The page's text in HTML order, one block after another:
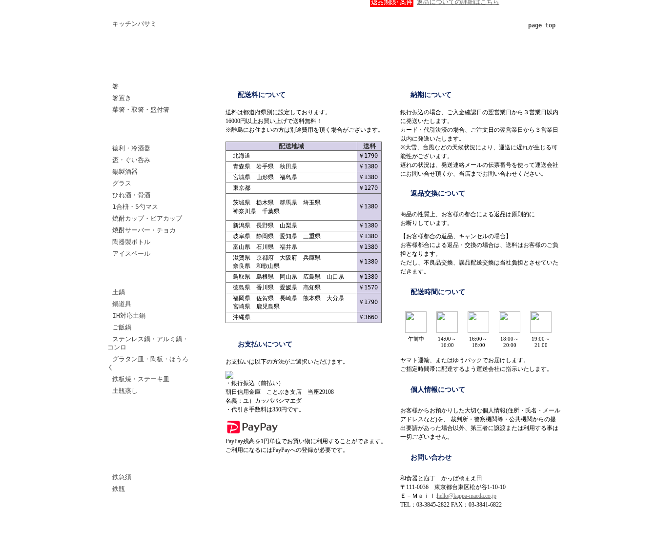
キッチンバサミ
箸
箸置き
菜箸・取箸・盛付箸
徳利・冷酒器
盃・ぐい呑み
錫製酒器
グラス
ひれ酒・骨酒
1合枡・5勺マス
焼酎カップ・ビアカップ
焼酎サーバー・チョカ
陶器製ボトル
アイスペール
土鍋
鍋道具
IH対応土鍋
ご飯鍋
ステンレス鍋・アルミ鍋・
コンロ
グラタン皿・陶板・ほうろ
く
鉄板焼・ステーキ皿
土瓶蒸し
鉄急須
鉄瓶
返品についての詳細はこちら
page top
配送料について
送料は都道府県別に設定しております。
16000円以上お買い上げで送料無料！
※離島にお住まいの方は別途費用を頂く場合がございます。
配送地域 送料
北海道
￥1790
青森県 岩手県 秋田県
￥1380
宮城県 山形県 福島県
￥1380
東京都
￥1270
茨城県 栃木県 群馬県 埼玉県
神奈川県 千葉県
￥1380
新潟県 長野県 山梨県
￥1380
岐阜県 静岡県 愛知県 三重県
￥1380
富山県 石川県 福井県
￥1380
滋賀県 京都府 大阪府 兵庫県
奈良県 和歌山県
￥1380
鳥取県 島根県 岡山県 広島県 山口県
￥1380
徳島県 香川県 愛媛県 高知県
￥1570
福岡県 佐賀県 長崎県 熊本県 大分県
宮崎県 鹿児島県
￥1790
沖縄県 ￥3660
お支払いについて
お支払いは以下の方法がご選択いただけます。
・銀行振込（前払い）
朝日信用金庫 ことぶき支店 当座29108
名義：ユ）カッパバシマエダ
・代引き手数料は350円です。
PayPay残高を1円単位でお買い物に利用することができます。
ご利用になるにはPayPayへの登録が必要です。
納期について
銀行振込の場合、ご入金確認日の翌営業日から３営業日以内
に発送いたします。
カード・代引決済の場合、ご注文日の翌営業日から３営業日
以内に発送いたします。
※大雪、台風などの天候状況により、運送に遅れが生じる可
能性がございます。
遅れの状況は、発送連絡メールの伝票番号を使って運送会社
にお問い合せ頂くか、当店までお問い合わせください。
返品交換について
商品の性質上、お客様の都合による返品は原則的に
お断りしています。
【お客様都合の返品、キャンセルの場合】
お客様都合による返品・交換の場合は、送料はお客様のご負
担となります。
ただし、不良品交換、誤品配送交換は当社負担とさせていた
だきます。
配送時間について
午前中
14:00～
16:00
16:00～
18:00
18:00～
20:00
19:00～
21:00
ヤマト運輸、またはゆうパックでお届けします。
ご指定時間帯に配達するよう運送会社に指示いたします。
個人情報について
お客様からお預かりした大切な個人情報(住所・氏名・メール
アドレスなど)を、 裁判所・警察機関等・公共機関からの提
出要請があった場合以外、第三者に譲渡または利用する事は
一切ございません。
お問い合わせ
和食器と庖丁 かっぱ橋まえ田
〒111-0036 東京都台東区松が谷1-10-10
Ｅ－Ｍａｉｌ:hello@kappa-maeda.co.jp
TEL：03-3845-2822 FAX：03-3841-6822